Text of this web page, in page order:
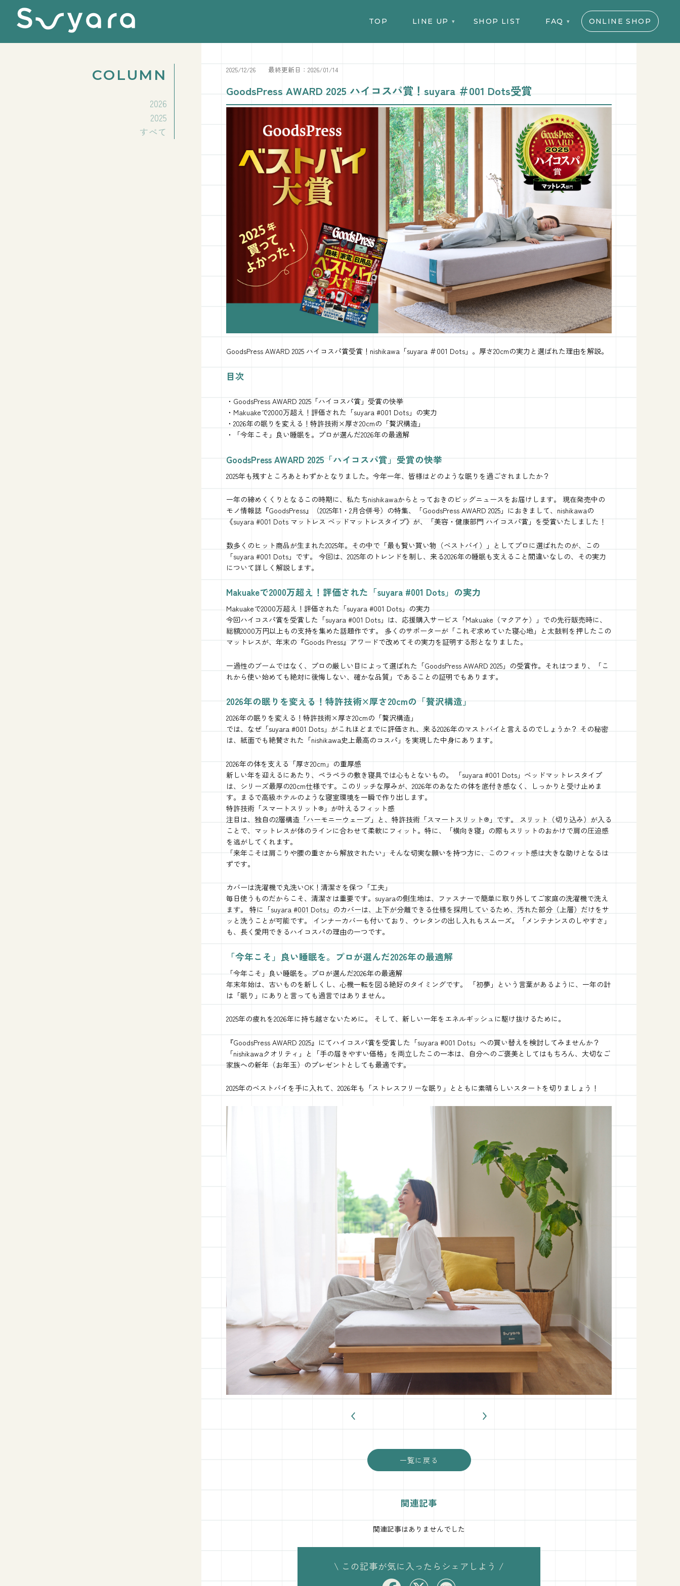
TOP LINE UP SHOP LIST FAQ ONLINE SHOP
SHOP LIST
FAQ
ONLINE SHOP
COLUMN
2026
2025
すべて
2025/12/26 最終更新日：2026/01/14
GoodsPress AWARD 2025 ハイコスパ賞！suyara ＃001 Dots受賞
GoodsPress AWARD 2025 ハイコスパ賞受賞！nishikawa「suyara ＃001 Dots」。厚さ20cmの実力と選ばれた理由を解説。
目次
・GoodsPress AWARD 2025「ハイコスパ賞」受賞の快挙
・Makuakeで2000万超え！評価された「suyara #001 Dots」の実力
・2026年の眠りを変える！特許技術×厚さ20cmの「贅沢構造」
・「今年こそ」良い睡眠を。プロが選んだ2026年の最適解
GoodsPress AWARD 2025「ハイコスパ賞」受賞の快挙
2025年も残すところあとわずかとなりました。今年一年、皆様はどのような眠りを過ごされましたか？
一年の締めくくりとなるこの時期に、私たちnishikawaからとっておきのビッグニュースをお届けします。 現在発売中の
モノ情報誌『GoodsPress』（2025年1・2月合併号）の特集、「GoodsPress AWARD 2025」におきまして、nishikawaの
《suyara #001 Dots マットレス ベッドマットレスタイプ》が、「美容・健康部門 ハイコスパ賞」を受賞いたしました！
数多くのヒット商品が生まれた2025年。その中で「最も賢い買い物（ベストバイ）」としてプロに選ばれたのが、この
「suyara #001 Dots」です。 今回は、2025年のトレンドを制し、来る2026年の睡眠も支えること間違いなしの、その実力
について詳しく解説します。
Makuakeで2000万超え！評価された「suyara #001 Dots」の実力
Makuakeで2000万超え！評価された「suyara #001 Dots」の実力
今回ハイコスパ賞を受賞した「suyara #001 Dots」は、応援購入サービス「Makuake（マクアケ）」での先行販売時に、
総額2000万円以上もの支持を集めた話題作です。 多くのサポーターが「これぞ求めていた寝心地」と太鼓判を押したこの
マットレスが、年末の『Goods Press』アワードで改めてその実力を証明する形となりました。
一過性のブームではなく、プロの厳しい目によって選ばれた「GoodsPress AWARD 2025」の受賞作。それはつまり、「こ
れから使い始めても絶対に後悔しない、確かな品質」であることの証明でもあります。
2026年の眠りを変える！特許技術×厚さ20cmの「贅沢構造」
2026年の眠りを変える！特許技術×厚さ20cmの「贅沢構造」
では、なぜ「suyara #001 Dots」がこれほどまでに評価され、来る2026年のマストバイと言えるのでしょうか？ その秘密
は、紙面でも絶賛された「nishikawa史上最高のコスパ」を実現した中身にあります。
2026年の体を支える「厚さ20cm」の重厚感
新しい年を迎えるにあたり、ペラペラの敷き寝具では心もとないもの。 「suyara #001 Dots」ベッドマットレスタイプ
は、シリーズ最厚の20cm仕様です。このリッチな厚みが、2026年のあなたの体を底付き感なく、しっかりと受け止めま
す。まるで高級ホテルのような寝室環境を一瞬で作り出します。
特許技術「スマートスリット®」が叶えるフィット感
注目は、独自の2層構造「ハーモニーウェーブ」と、特許技術「スマートスリット®」です。 スリット（切り込み）が入る
ことで、マットレスが体のラインに合わせて柔軟にフィット。特に、「横向き寝」の際もスリットのおかけで肩の圧迫感
を逃がしてくれます。
「来年こそは肩こりや腰の重さから解放されたい」そんな切実な願いを持つ方に、このフィット感は大きな助けとなるは
ずです。
カバーは洗濯機で丸洗いOK！清潔さを保つ「工夫」
毎日使うものだからこそ、清潔さは重要です。suyaraの側生地は、ファスナーで簡単に取り外してご家庭の洗濯機で洗え
ます。 特に「suyara #001 Dots」のカバーは、上下が分離できる仕様を採用しているため、汚れた部分（上層）だけをサ
ッと洗うことが可能です。 インナーカバーも付いており、ウレタンの出し入れもスムーズ。「メンテナンスのしやすさ」
も、長く愛用できるハイコスパの理由の一つです。
「今年こそ」良い睡眠を。プロが選んだ2026年の最適解
「今年こそ」良い睡眠を。プロが選んだ2026年の最適解
年末年始は、古いものを新しくし、心機一転を図る絶好のタイミングです。 「初夢」という言葉があるように、一年の計
は「眠り」にありと言っても過言ではありません。
2025年の疲れを2026年に持ち越さないために。 そして、新しい一年をエネルギッシュに駆け抜けるために。
『GoodsPress AWARD 2025』にてハイコスパ賞を受賞した「suyara #001 Dots」への買い替えを検討してみませんか？
「nishikawaクオリティ」と「手の届きやすい価格」を両立したこの一本は、自分へのご褒美としてはもちろん、大切なご
家族への新年（お年玉）のプレゼントとしても最適です。
2025年のベストバイを手に入れて、2026年も「ストレスフリーな眠り」とともに素晴らしいスタートを切りましょう！
一覧に戻る
関連記事
関連記事はありませんでした
\ この記事が気に入ったらシェアしよう /